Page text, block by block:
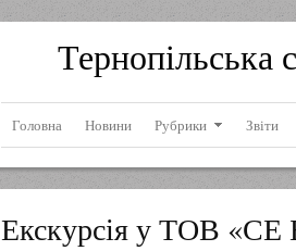
Тернопільська
Головна Новини Рубрики Звіти
Екскурсія у ТОВ «СЕ